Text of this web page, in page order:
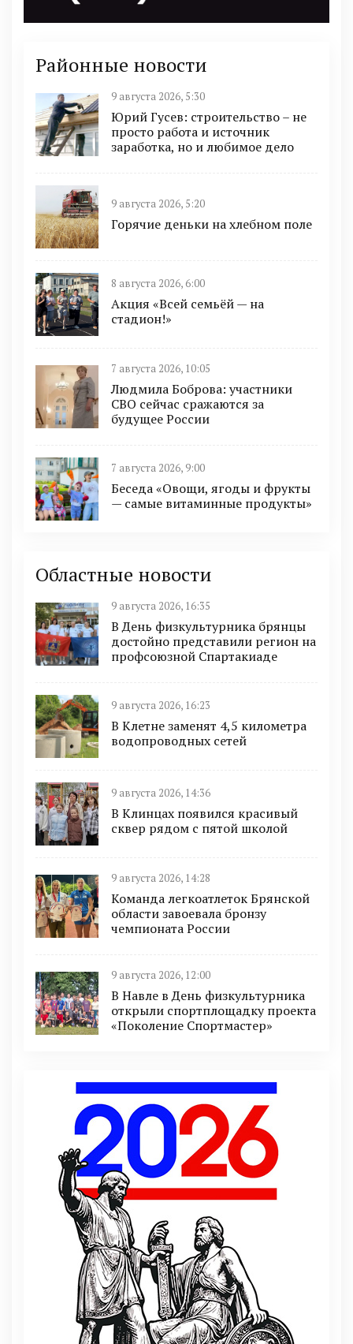
Районные новости
9 августа 2026, 5:30
Юрий Гусев: строительство – не
просто работа и источник
заработка, но и любимое дело
9 августа 2026, 5:20
Горячие деньки на хлебном поле
8 августа 2026, 6:00
Акция «Всей семьёй — на
стадион!»
7 августа 2026, 10:05
Людмила Боброва: участники
СВО сейчас сражаются за
будущее России
7 августа 2026, 9:00
Беседа «Овощи, ягоды и фрукты
— самые витаминные продукты»
Областные новости
9 августа 2026, 16:35
В День физкультурника брянцы
достойно представили регион на
профсоюзной Спартакиаде
9 августа 2026, 16:23
В Клетне заменят 4,5 километра
водопроводных сетей
9 августа 2026, 14:36
В Клинцах появился красивый
сквер рядом с пятой школой
9 августа 2026, 14:28
Команда легкоатлеток Брянской
области завоевала бронзу
чемпионата России
9 августа 2026, 12:00
В Навле в День физкультурника
открыли спортплощадку проекта
«Поколение Спортмастер»